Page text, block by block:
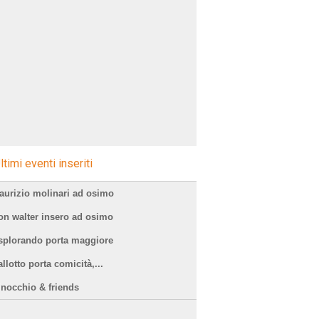
eventi inseriti
molinari ad osimo
walter insero ad osimo
porta maggiore
porta comicità,...
& friends